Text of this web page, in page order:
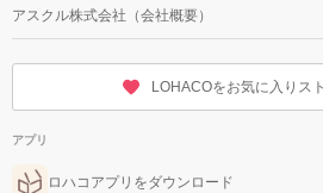
アスクル株式会社（会社概要）
LOHACOをお気に入りス
アプリ
ロハコアプリをダウンロード